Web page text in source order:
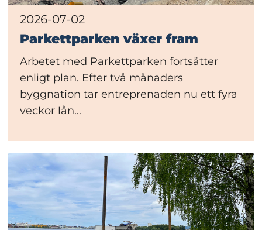
2026-07-02
Parkettparken växer fram
Arbetet med Parkettparken fortsätter
enligt plan. Efter två månaders
byggnation tar entreprenaden nu ett fyra
veckor lån...